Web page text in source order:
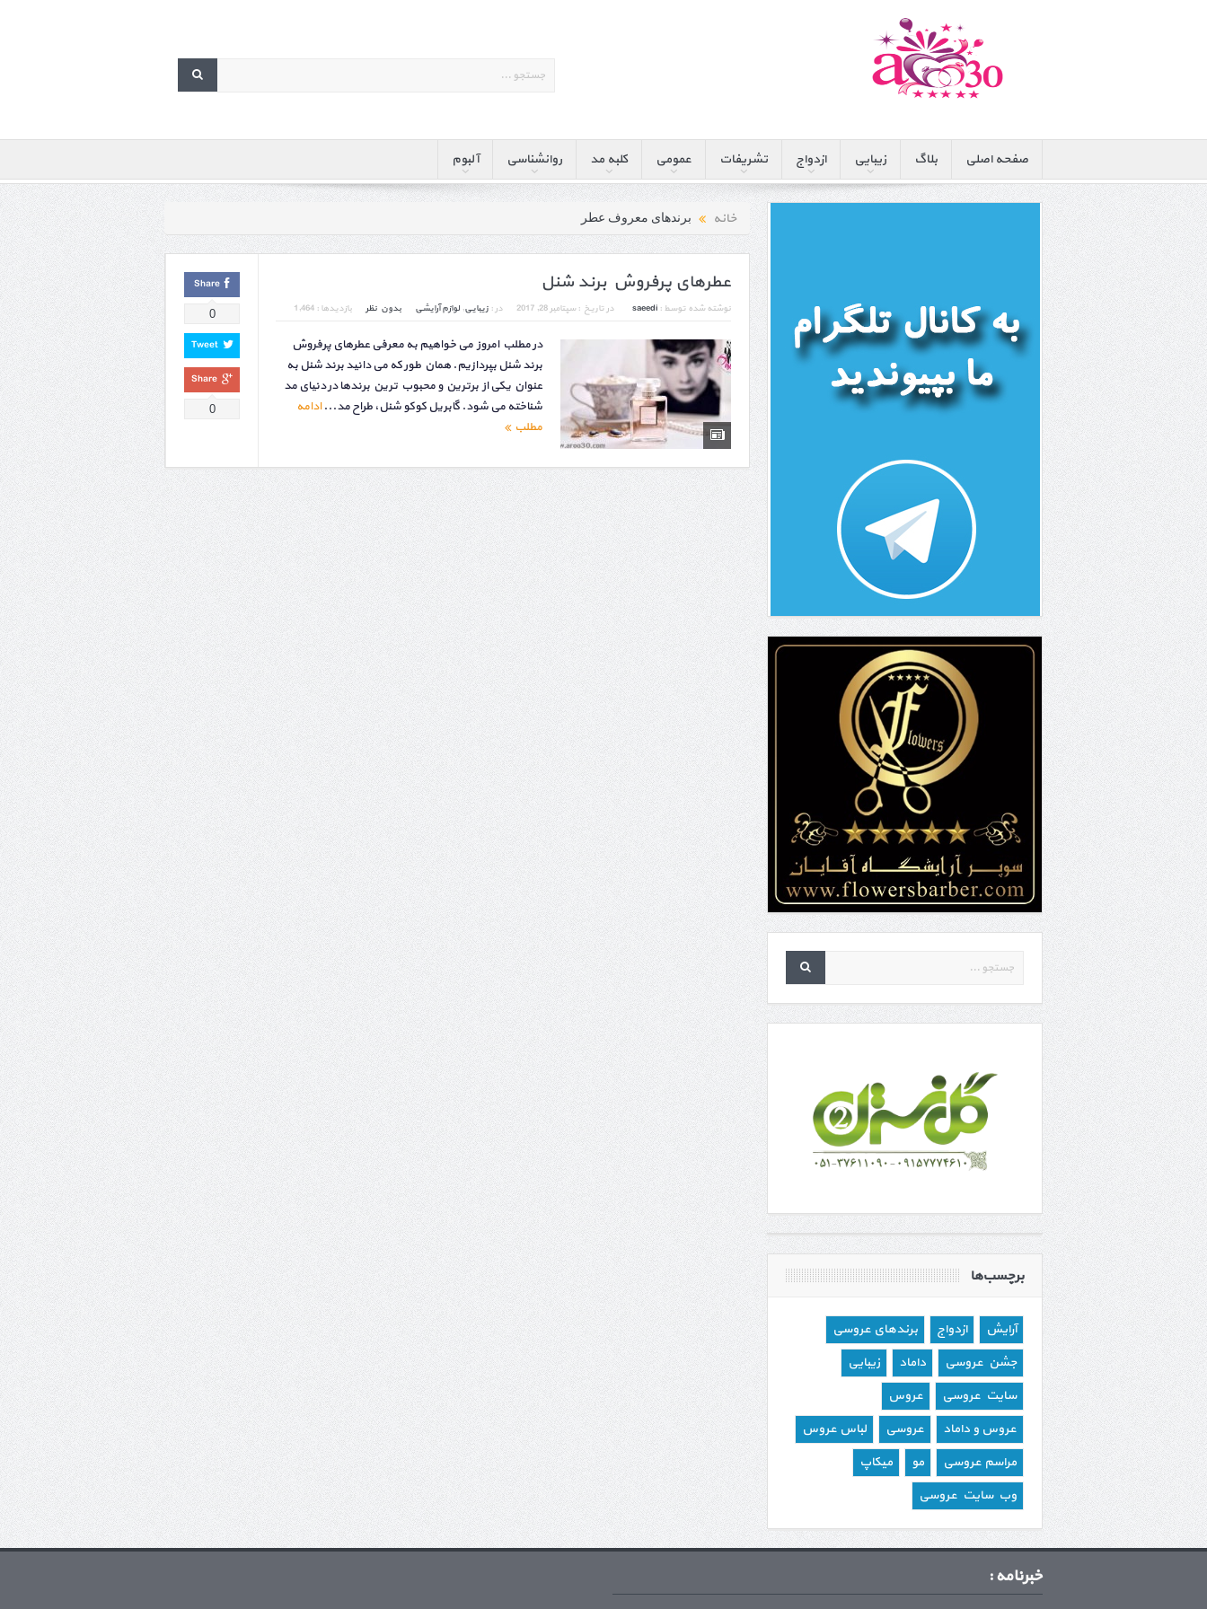
صفحه اصلی بلاگ زیبایی ازدواج تشریفات عمومی کلبه مد روانشناسی آلبوم
خانه برندهای معروف عطر
عطرهای پرفروش برند شنل
نوشته شده توسط : saeedi در تاریخ : سپتامبر 28, 2017 در : زیبایی, لوازم آرایشی بدون نظر بازدیدها : 1,464
در مطلب امروز می خواهیم به معرفی عطرهای پرفروش
برند شنل بپردازیم. همان طور که می دانید برند شنل به
عنوان یکی از برترین و محبوب ترین برندها در دنیای مد
شناخته می شود. گابریل کوکو شنل، طراح مد...ادامه
مطلب
Share
0
Tweet
Share
0
برچسب‌ها
آرایش ازدواج
برندهای عروسی
جشن عروسی
داماد
زیبایی
سایت عروسی
عروس
عروس و داماد
عروسی
لباس عروس
مراسم عروسی
مو
میکاپ
وب سایت عروسی
خبرنامه :